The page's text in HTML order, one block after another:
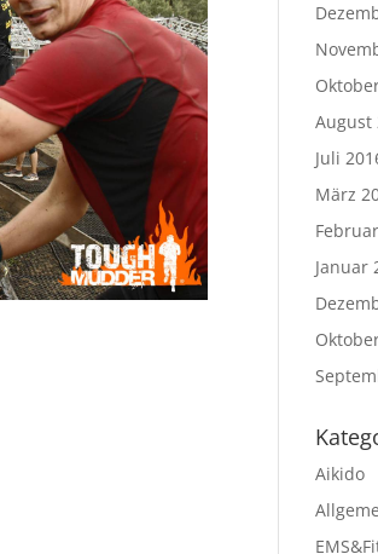
August
Juli
März
Januar
Aikido